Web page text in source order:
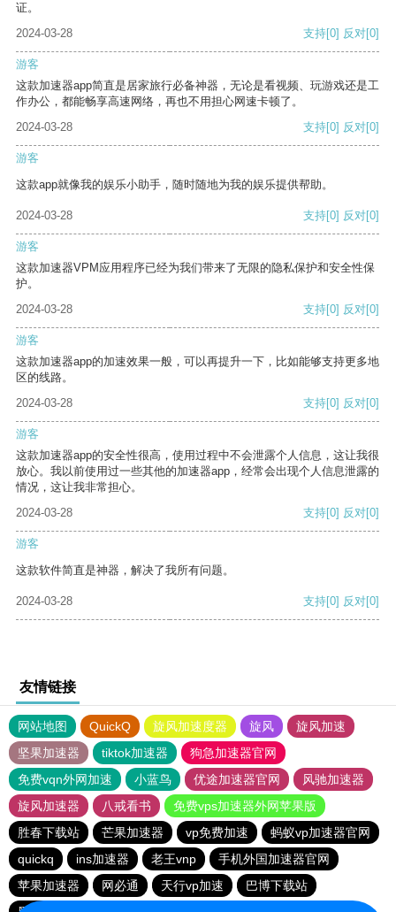
证。
2024-03-28
支持[0] 反对[0]
游客
这款加速器app简直是居家旅行必备神器，无论是看视频、玩游戏还是工
作办公，都能畅享高速网络，再也不用担心网速卡顿了。
2024-03-28
支持[0] 反对[0]
游客
这款app就像我的娱乐小助手，随时随地为我的娱乐提供帮助。
2024-03-28 支持[0] 反对[0]
游客
这款加速器VPM应用程序已经为我们带来了无限的隐私保护和安全性保
护。
2024-03-28
支持[0] 反对[0]
游客
这款加速器app的加速效果一般，可以再提升一下，比如能够支持更多地
区的线路。
2024-03-28
支持[0] 反对[0]
游客
这款加速器app的安全性很高，使用过程中不会泄露个人信息，这让我很
放心。我以前使用过一些其他的加速器app，经常会出现个人信息泄露的
情况，这让我非常担心。
2024-03-28
支持[0] 反对[0]
游客
这款软件简直是神器，解决了我所有问题。
2024-03-28 支持[0] 反对[0]
友情链接
网站地图 QuickQ 旋风加速度器 旋风
旋风加速
坚果加速器
tiktok加速器
狗急加速器官网
免费vqn外网加速
小蓝鸟 优途加速器官网
风驰加速器
旋风加速器
八戒看书
免费vps加速器外网苹果版
胜春下载站
芒果加速器 vp免费加速
蚂蚁vp加速器官网
quickq
ins加速器 老王vnp
手机外国加速器官网
苹果加速器
网必通 天行vp加速
巴博下载站